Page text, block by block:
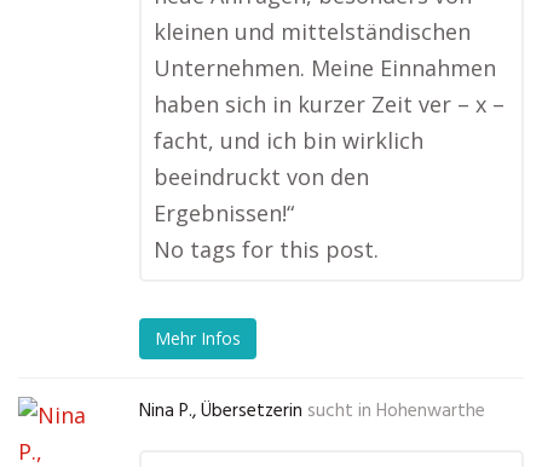
kleinen und mittelständischen
Unternehmen. Meine Einnahmen
haben sich in kurzer Zeit ver – x –
facht, und ich bin wirklich
beeindruckt von den
Ergebnissen!“
No tags for this post.
Mehr Infos
Nina P., Übersetzerin sucht in Hohenwarthe